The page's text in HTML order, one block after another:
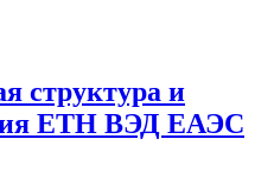
структура и
ЕТН ВЭД ЕАЭС